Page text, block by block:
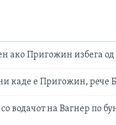
ако Пригожин избега
каде е Пригожин, рече
водачот на Вагнер по